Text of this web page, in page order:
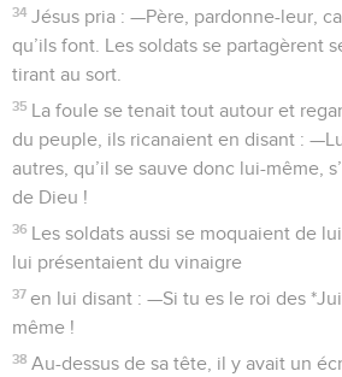
34 Jésus pria : —Père, pardonne-leur,
qu’ils font. Les soldats se partagèrent
tirant au sort.
35 La foule se tenait tout autour et
du peuple, ils ricanaient en disant :
autres, qu’il se sauve donc lui-même,
de Dieu !
36 Les soldats aussi se moquaient de
lui présentaient du vinaigre
37 en lui disant : —Si tu es le roi des
même !
38 Au-dessus de sa tête, il y avait un